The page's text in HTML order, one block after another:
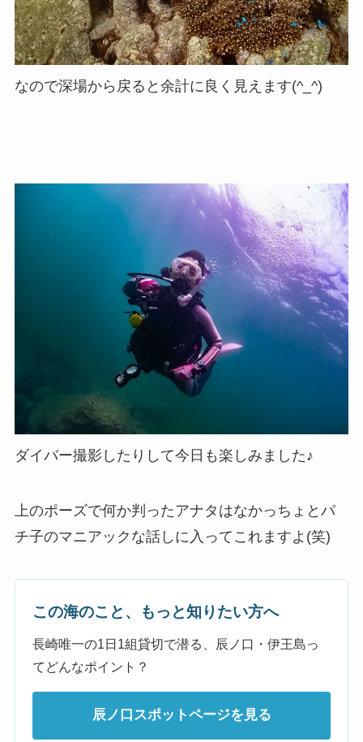
なので深場から戻ると余計に良く見えます(^_^)
ダイバー撮影したりして今日も楽しみました♪
上のポーズで何か判ったアナタはなかっちょとパ
チ子のマニアックな話しに入ってこれますよ(笑)
この海のこと、もっと知りたい方へ
長崎唯一の1日1組貸切で潜る、辰ノ口・伊王島っ
てどんなポイント？
辰ノ口スポットページを見る